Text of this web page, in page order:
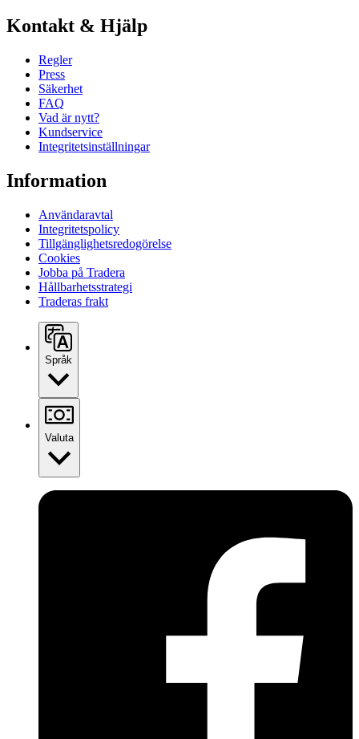
Kontakt & Hjälp
Regler
Press
Säkerhet
FAQ
Vad är nytt?
Kundservice
Integritetsinställningar
Information
Användaravtal
Integritetspolicy
Tillgänglighetsredogörelse
Cookies
Jobba på Tradera
Hållbarhetsstrategi
Traderas frakt
Språk
Valuta